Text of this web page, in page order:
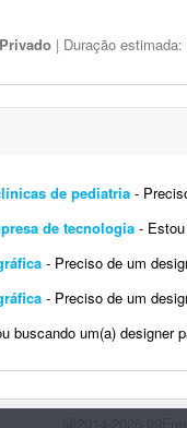
Privado | Duração estimada:
de pediatria - Preciso de
de tecnologia - Estou
- Preciso de um design para
- Preciso de um design para
um(a) designer para uma